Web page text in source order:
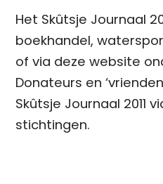
Het Skûtsje Journaal
boekhandel,
of via deze website
Donateurs en
Skûtsje Journaal 2011
stichtingen.